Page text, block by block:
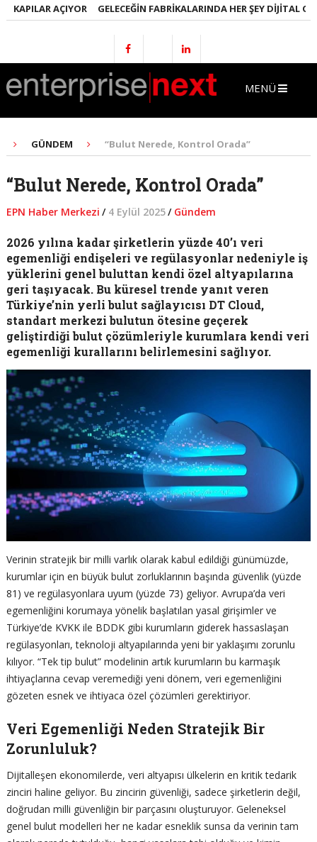
AÇIYOR GELECEĞIN FABRIKALARINDA HER ŞEY DIJITAL
MENÜ
GÜNDEM “Bulut Nerede, Kontrol Orada”
“Bulut Nerede, Kontrol Orada”
EPN Haber Merkezi / 4 Eylül 2025/ Gündem
2026 yılına kadar şirketlerin yüzde 40’ı veri
egemenliği endişeleri ve regülasyonlar nedeniyle iş
yüklerini genel buluttan kendi özel altyapılarına
geri taşıyacak. Bu küresel trende yanıt veren
Türkiye’nin yerli bulut sağlayıcısı DT Cloud,
standart merkezi bulutun ötesine geçerek
geliştirdiği bulut çözümleriyle kurumlara kendi veri
egemenliği kurallarını belirlemesini sağlıyor.
Verinin stratejik bir milli varlık olarak kabul edildiği günümüzde,
kurumlar için en büyük bulut zorluklarının başında güvenlik (yüzde
81) ve regülasyonlara uyum (yüzde 73) geliyor. Avrupa’da veri
egemenliğini korumaya yönelik başlatılan yasal girişimler ve
Türkiye’de KVKK ile BDDK gibi kurumların giderek hassaslaşan
regülasyonları, teknoloji altyapılarında yeni bir yaklaşımı zorunlu
kılıyor. “Tek tip bulut” modelinin artık kurumların bu karmaşık
ihtiyaçlarına cevap veremediği yeni dönem, veri egemenliğini
gözeten esnek ve ihtiyaca özel çözümleri gerektiriyor.
Veri Egemenliği Neden Stratejik Bir
Zorunluluk?
Dijitalleşen ekonomilerde, veri altyapısı ülkelerin en kritik tedarik
zinciri haline geliyor. Bu zincirin güvenliği, sadece şirketlerin değil,
doğrudan milli güvenliğin bir parçasını oluşturuyor. Geleneksel
genel bulut modelleri her ne kadar esneklik sunsa da verinin tam